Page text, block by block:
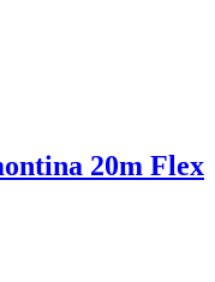
20m Flex